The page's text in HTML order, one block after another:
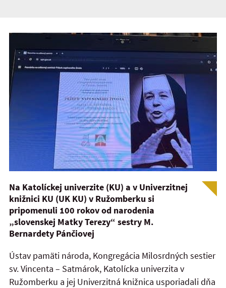
Na Katolíckej univerzite (KU) a v Univerzitnej
knižnici KU (UK KU) v Ružomberku si
pripomenuli 100 rokov od narodenia
„slovenskej Matky Terezy“ sestry M.
Bernardety Pánčiovej
Ústav pamäti národa, Kongregácia Milosrdných sestier
sv. Vincenta – Satmárok, Katolícka univerzita v
Ružomberku a jej Univerzitná knižnica usporiadali dňa